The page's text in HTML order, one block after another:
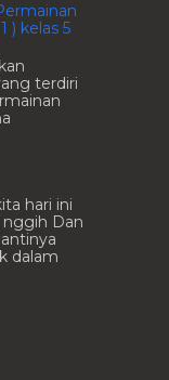
) kelas 5
terdiri
hari ini
Dan
dalam